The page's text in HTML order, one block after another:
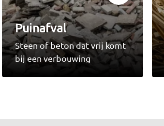
Puinafval
Steen of beton dat vrij komt
bij een verbouwing